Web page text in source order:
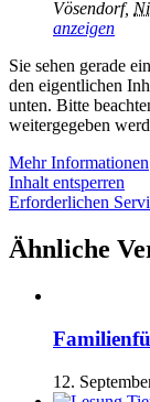
Vösendorf,
anzeigen
Sie sehen gerade
den eigentlichen
unten. Bitte
weitergegeben
Mehr Informationen
Inhalt entsperren
Erforderlichen
Ähnliche
12.